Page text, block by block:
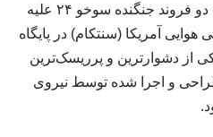
کرد: ماموریت دو فروند جنگنده سوخو ۲۴ علیه
هوایی آمریکا (سنتکام) در پایگاه
از دشوارترین و پرریسک‌ترین
و اجرا شده توسط نیروی